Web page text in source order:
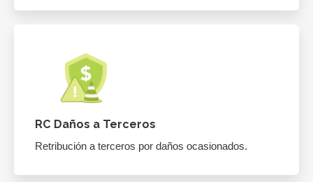
RC Daños a Terceros
Retribución a terceros por daños ocasionados.